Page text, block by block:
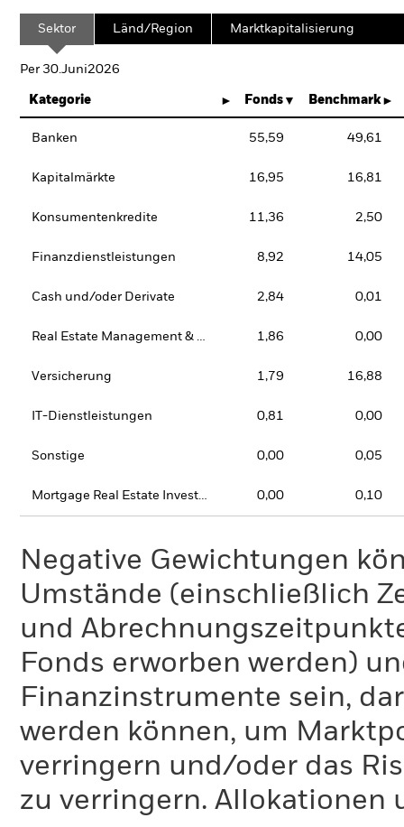
Sektor Länd/Region Marktkapitalisierung
Per 30.Juni2026
Kategorie Fonds Benchmark
Banken 55,59 49,61
Kapitalmärkte 16,95 16,81
Konsumentenkredite 11,36 2,50
Finanzdienstleistungen 8,92 14,05
Cash und/oder Derivate 2,84 0,01
Real Estate Management & Development 1,86 0,00
Versicherung 1,79 16,88
IT-Dienstleistungen 0,81 0,00
Sonstige 0,00 0,05
Mortgage Real Estate Investment Trusts (REITs) 0,00 0,10
Negative Gewichtungen
Umstände (einschließlich
und
Fonds erworben werden)
Finanzinstrumente sein,
werden können, um
verringern und/oder das
zu verringern. Allokationen